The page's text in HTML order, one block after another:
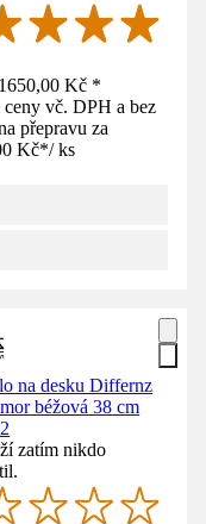
Kč *
vč. DPH a bez
přepravu za
Kč*/ ks
na desku Differnz
béžová 38 cm
zatím nikdo